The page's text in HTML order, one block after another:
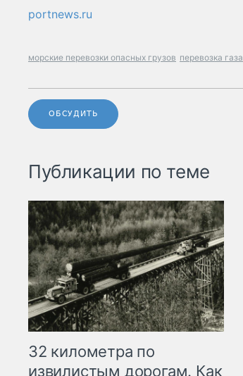
portnews.ru
морские перевозки опасных грузов перевозка газа
ОБСУДИТЬ
Публикации по теме
32 километра по
извилистым дорогам. Как